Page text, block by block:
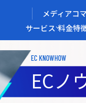
メディアコ
サービス 料金特
アコマースを実現する
は 選ばれる理由導入
お役立ち資料
EC KNOWHOW
ECノ